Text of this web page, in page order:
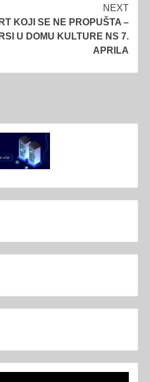
NEXT
KOJI SE NE PROPUŠTA –
U DOMU KULTURE NS 7.
APRILA